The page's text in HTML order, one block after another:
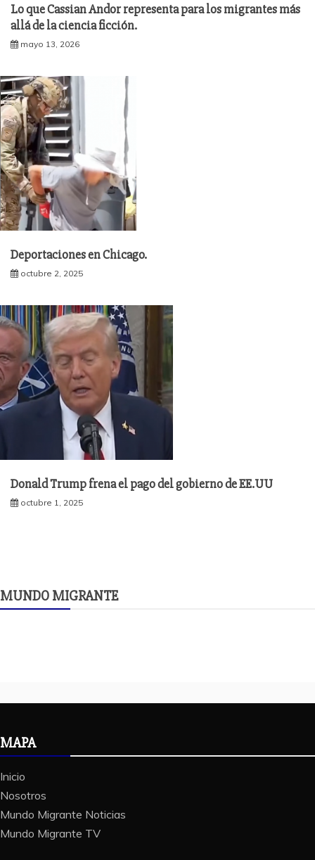
Lo que Cassian Andor representa para los migrantes más
allá de la ciencia ficción.
mayo 13, 2026
Deportaciones en Chicago.
octubre 2, 2025
Donald Trump frena el pago del gobierno de EE.UU
octubre 1, 2025
MUNDO MIGRANTE
MAPA
Inicio
Nosotros
Mundo Migrante Noticias
Mundo Migrante TV